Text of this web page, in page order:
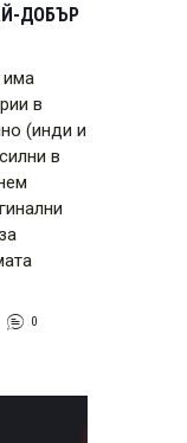
ДОБЪР
има
в
(инди и
в
0